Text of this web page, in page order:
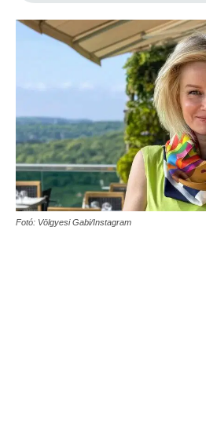
Fotó: Völgyesi Gabi/Instagram